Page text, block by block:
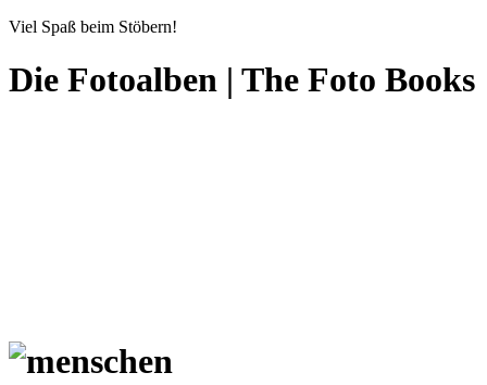
Viel Spaß beim Stöbern!
Die Fotoalben | The Foto Books